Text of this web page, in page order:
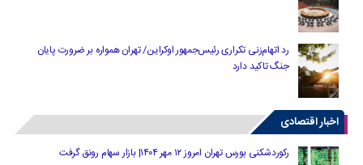
رد اتهام‌زنی تکراری رئیس‌جمهور اوکراین/ تهران همواره بر ضرورت پایان
جنگ تاکید دارد
اخبار اقتصادی
رکوردشکنی بورس تهران امروز ۱۲ مهر ۱۴۰۴| بازار سهام رونق گرفت